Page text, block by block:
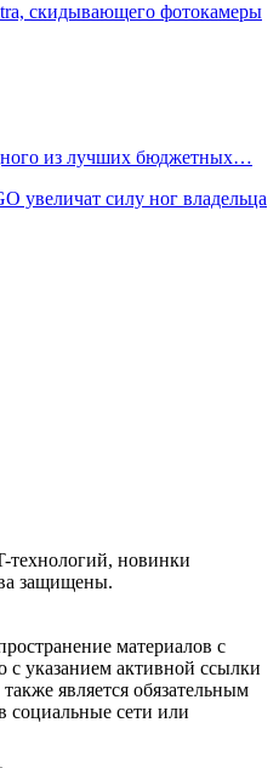
скидывающего фотокамеры
из лучших бюджетных…
увеличат силу ног владельца
технологий, новинки
защищены.
материалов с
с указанием активной ссылки
является обязательным
социальные сети или